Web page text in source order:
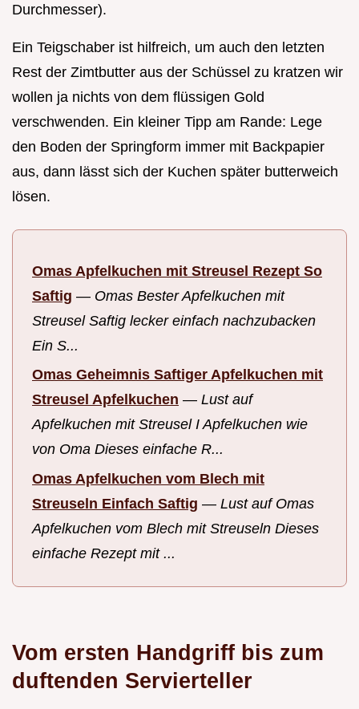
Durchmesser).
Ein Teigschaber ist hilfreich, um auch den letzten
Rest der Zimtbutter aus der Schüssel zu kratzen wir
wollen ja nichts von dem flüssigen Gold
verschwenden. Ein kleiner Tipp am Rande: Lege
den Boden der Springform immer mit Backpapier
aus, dann lässt sich der Kuchen später butterweich
lösen.
Omas Apfelkuchen mit Streusel Rezept So
Saftig — Omas Bester Apfelkuchen mit
Streusel Saftig lecker einfach nachzubacken
Ein S...
Omas Geheimnis Saftiger Apfelkuchen mit
Streusel Apfelkuchen — Lust auf
Apfelkuchen mit Streusel I Apfelkuchen wie
von Oma Dieses einfache R...
Omas Apfelkuchen vom Blech mit
Streuseln Einfach Saftig — Lust auf Omas
Apfelkuchen vom Blech mit Streuseln Dieses
einfache Rezept mit ...
Vom ersten Handgriff bis zum
duftenden Servierteller